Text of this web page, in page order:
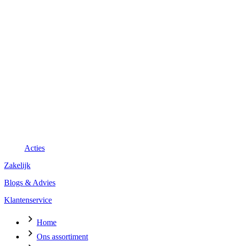
Acties
Zakelijk
Blogs & Advies
Klantenservice
Home
Ons assortiment